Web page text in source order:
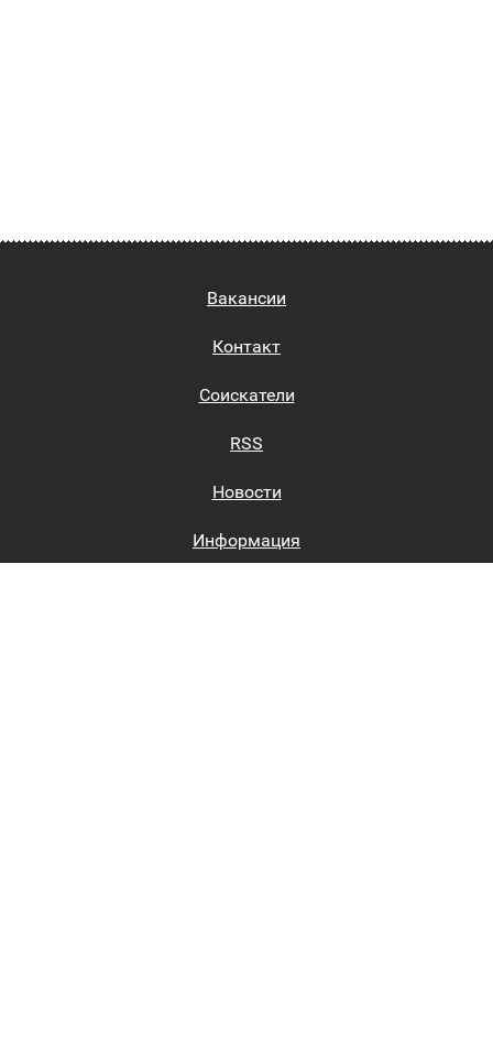
Вакансии
Контакт
Соискатели
RSS
Новости
Информация